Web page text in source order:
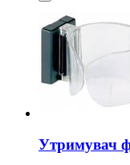
Утримувач